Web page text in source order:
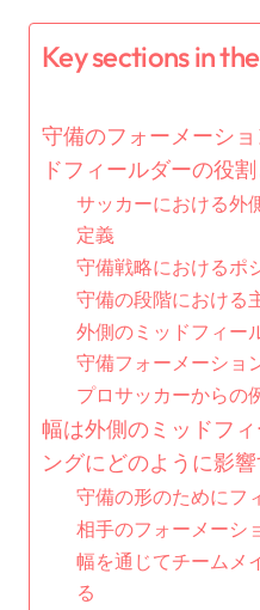
Key sections in
守備のフォーメーシ
ドフィールダーの役割
サッカーにおける外
定義
守備戦略におけるポ
守備の段階における
外側のミッドフィー
守備フォーメーショ
プロサッカーからの
幅は外側のミッドフ
ングにどのように影響
守備の形のためにフ
相手のフォーメーシ
幅を通じてチームメ
る